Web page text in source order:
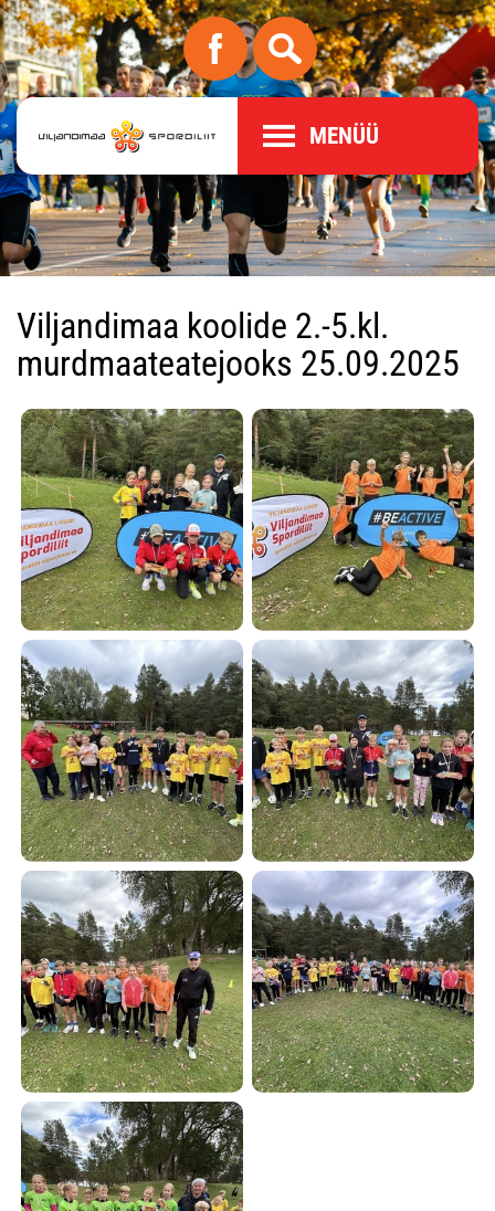
MENÜÜ
Viljandimaa koolide 2.-5.kl.
murdmaateatejooks 25.09.2025